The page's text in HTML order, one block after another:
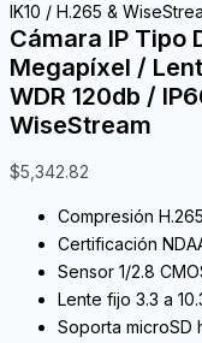
IK10 / H.265 &
Cámara IP Tipo
Megapíxel /
WDR 120db /
WiseStream
$5,342.82
Compresión
Certificación
Sensor 1/2.8
Lente fijo 3.3 a
Soporta microSD